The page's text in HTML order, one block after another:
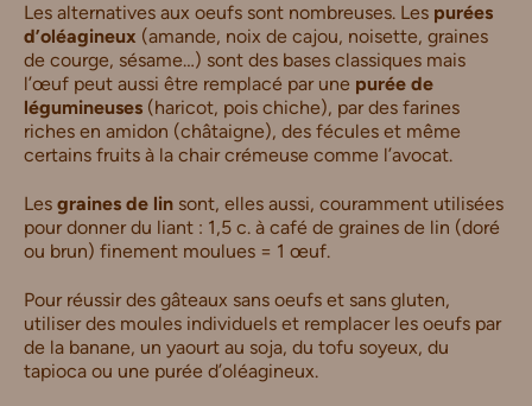
Les alternatives aux oeufs sont nombreuses. Les purées
d’oléagineux (amande, noix de cajou, noisette, graines
de courge, sésame…) sont des bases classiques mais
l’œuf peut aussi être remplacé par une purée de
légumineuses (haricot, pois chiche), par des farines
riches en amidon (châtaigne), des fécules et même
certains fruits à la chair crémeuse comme l’avocat.
Les graines de lin sont, elles aussi, couramment utilisées
pour donner du liant : 1,5 c. à café de graines de lin (doré
ou brun) finement moulues = 1 œuf.
Pour réussir des gâteaux sans oeufs et sans gluten,
utiliser des moules individuels et remplacer les oeufs par
de la banane, un yaourt au soja, du tofu soyeux, du
tapioca ou une purée d’oléagineux.